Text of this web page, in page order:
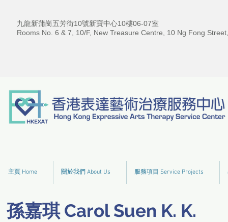
九龍新蒲崗五芳街10號新寶中心10樓06-07室
Rooms No. 6 & 7, 10/F, New Treasure Centre, 10 Ng Fong
主頁 Home 關於我們 About Us 服務項目 Service Projects
孫嘉琪 Carol Suen K. K.